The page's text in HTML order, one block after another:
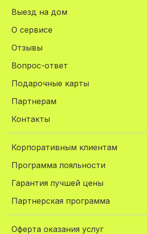
Выезд на дом
О сервисе
Отзывы
Вопрос-ответ
Подарочные карты
Партнерам
Контакты
Корпоративным клиентам
Программа лояльности
Гарантия лучшей цены
Партнерская программа
Оферта оказания услуг